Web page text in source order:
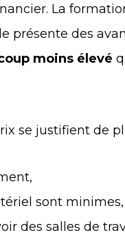
La
présente des
moins élevé
se justifient de
sont minimes,
des salles de